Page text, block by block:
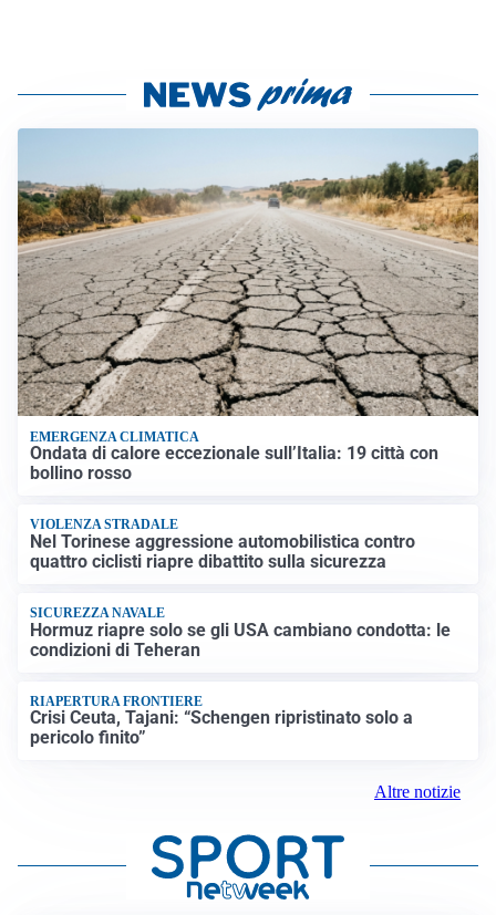
EMERGENZA CLIMATICA
Ondata di calore eccezionale sull’Italia: 19 città con
bollino rosso
VIOLENZA STRADALE
Nel Torinese aggressione automobilistica contro
quattro ciclisti riapre dibattito sulla sicurezza
SICUREZZA NAVALE
Hormuz riapre solo se gli USA cambiano condotta: le
condizioni di Teheran
RIAPERTURA FRONTIERE
Crisi Ceuta, Tajani: “Schengen ripristinato solo a
pericolo finito”
Altre notizie